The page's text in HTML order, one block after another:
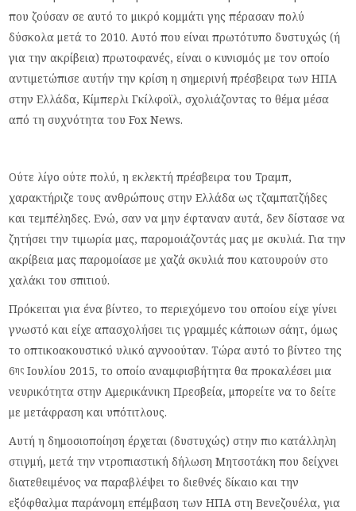
που ζούσαν σε αυτό το μικρό κομμάτι γης πέρασαν πολύ
δύσκολα μετά το 2010. Αυτό που είναι πρωτότυπο δυστυχώς (ή
για την ακρίβεια) πρωτοφανές, είναι ο κυνισμός με τον οποίο
αντιμετώπισε αυτήν την κρίση η σημερινή πρέσβειρα των ΗΠΑ
στην Ελλάδα, Κίμπερλι Γκίλφοϊλ, σχολιάζοντας το θέμα μέσα
από τη συχνότητα του Fox News.
Ούτε λίγο ούτε πολύ, η εκλεκτή πρέσβειρα του Τραμπ,
χαρακτήριζε τους ανθρώπους στην Ελλάδα ως τζαμπατζήδες
και τεμπέληδες. Ενώ, σαν να μην έφταναν αυτά, δεν δίστασε να
ζητήσει την τιμωρία μας, παρομοιάζοντάς μας με σκυλιά. Για την
ακρίβεια μας παρομοίασε με χαζά σκυλιά που κατουρούν στο
χαλάκι του σπιτιού.
Πρόκειται για ένα βίντεο, το περιεχόμενο του οποίου είχε γίνει
γνωστό και είχε απασχολήσει τις γραμμές κάποιων σάητ, όμως
το οπτικοακουστικό υλικό αγνοούταν. Τώρα αυτό το βίντεο της
6ης Ιουλίου 2015, το οποίο αναμφισβήτητα θα προκαλέσει μια
νευρικότητα στην Αμερικάνικη Πρεσβεία, μπορείτε να το δείτε
με μετάφραση και υπότιτλους.
Αυτή η δημοσιοποίηση έρχεται (δυστυχώς) στην πιο κατάλληλη
στιγμή, μετά την ντροπιαστική δήλωση Μητσοτάκη που δείχνει
διατεθειμένος να παραβλέψει το διεθνές δίκαιο και την
εξόφθαλμα παράνομη επέμβαση των ΗΠΑ στη Βενεζουέλα, για